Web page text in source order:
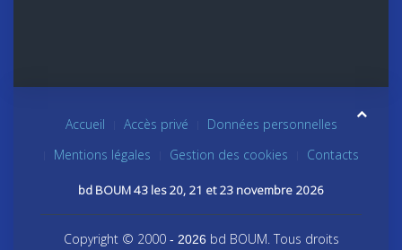
Accueil Accès privé
Données personnelles
Mentions légales
Gestion des cookies Contacts
bd BOUM 43 les 20, 21 et 23 novembre 2026
Copyright © 2000- 2026 bd BOUM. Tous droits